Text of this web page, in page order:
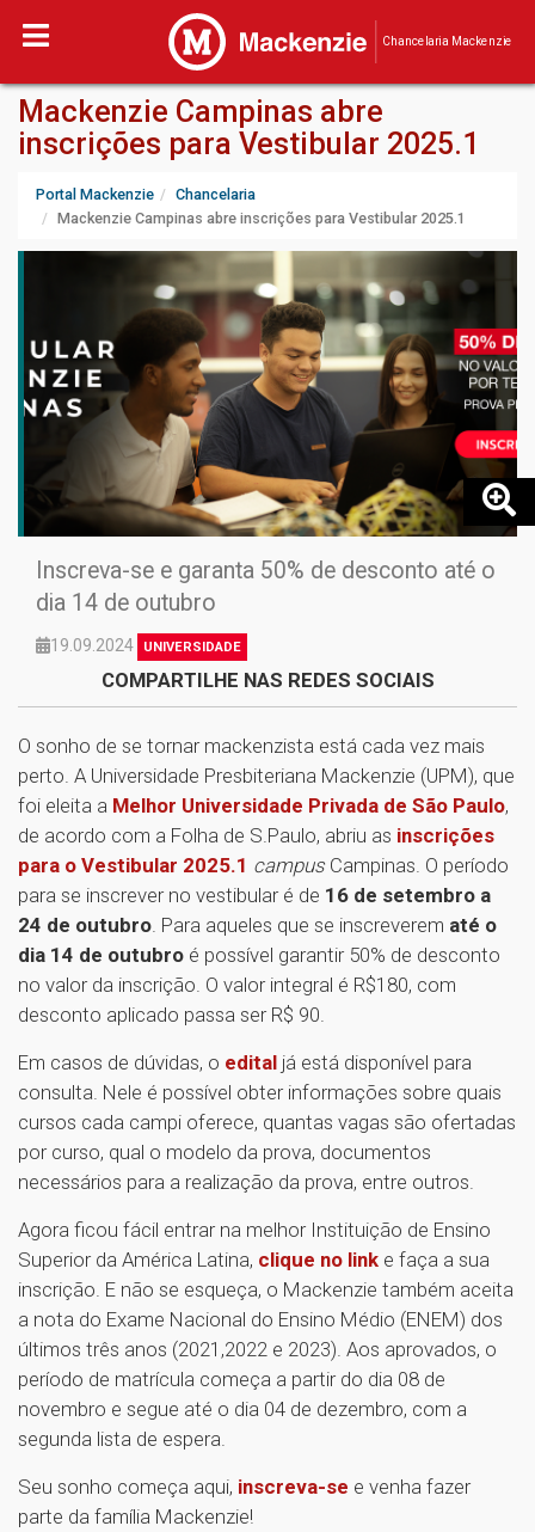
Chancelaria Mackenzie
Mackenzie Campinas abre
inscrições para Vestibular 2025.1
Portal Mackenzie
Chancelaria
Mackenzie Campinas abre inscrições para Vestibular 2025.1
Inscreva-se e garanta 50% de desconto até o
dia 14 de outubro
19.09.2024 UNIVERSIDADE
COMPARTILHE NAS REDES SOCIAIS
O sonho de se tornar mackenzista está cada vez mais
perto. A Universidade Presbiteriana Mackenzie (UPM), que
foi eleita a Melhor Universidade Privada de São Paulo,
de acordo com a Folha de S.Paulo, abriu as inscrições
para o Vestibular 2025.1 campus Campinas. O período
para se inscrever no vestibular é de 16 de setembro a
24 de outubro . Para aqueles que se inscreverem até o
dia 14 de outubro é possível garantir 50% de desconto
no valor da inscrição. O valor integral é R$180, com
desconto aplicado passa ser R$ 90.
Em casos de dúvidas, o edital já está disponível para
consulta. Nele é possível obter informações sobre quais
cursos cada campi oferece, quantas vagas são ofertadas
por curso, qual o modelo da prova, documentos
necessários para a realização da prova, entre outros.
Agora ficou fácil entrar na melhor Instituição de Ensino
Superior da América Latina, clique no link e faça a sua
inscrição. E não se esqueça, o Mackenzie também aceita
a nota do Exame Nacional do Ensino Médio (ENEM) dos
últimos três anos (2021,2022 e 2023). Aos aprovados, o
período de matrícula começa a partir do dia 08 de
novembro e segue até o dia 04 de dezembro, com a
segunda lista de espera.
Seu sonho começa aqui, inscreva-se e venha fazer
parte da família Mackenzie!